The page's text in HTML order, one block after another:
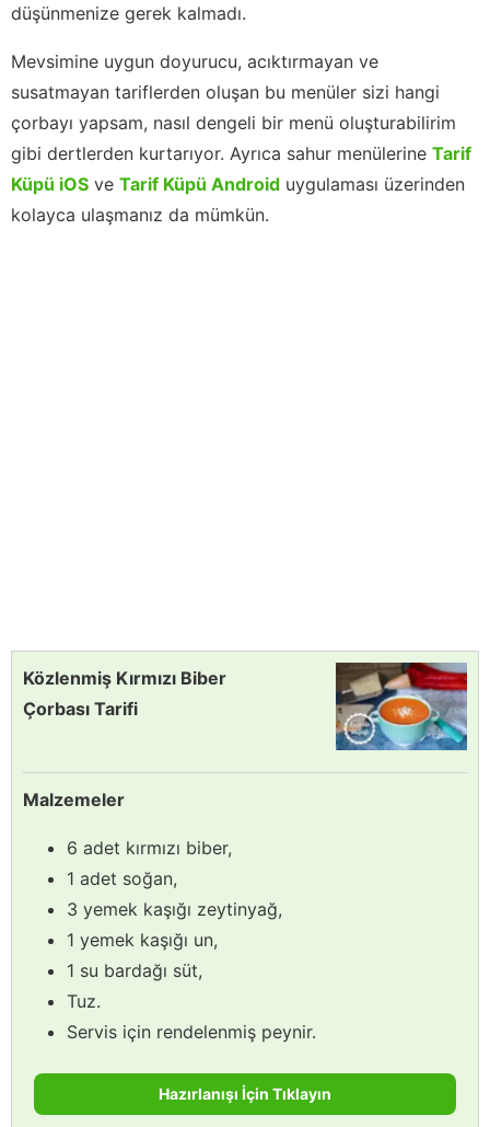
düşünmenize gerek kalmadı.
Mevsimine uygun doyurucu, acıktırmayan ve
susatmayan tariflerden oluşan bu menüler sizi hangi
çorbayı yapsam, nasıl dengeli bir menü oluşturabilirim
gibi dertlerden kurtarıyor. Ayrıca sahur menülerine Tarif
Küpü iOS ve Tarif Küpü Android uygulaması üzerinden
kolayca ulaşmanız da mümkün.
Közlenmiş Kırmızı Biber
Çorbası Tarifi
Malzemeler
6 adet kırmızı biber,
1 adet soğan,
3 yemek kaşığı zeytinyağ,
1 yemek kaşığı un,
1 su bardağı süt,
Tuz.
Servis için rendelenmiş peynir.
Hazırlanışı İçin Tıklayın